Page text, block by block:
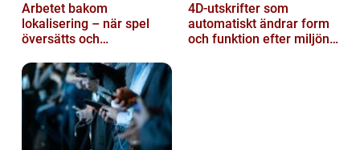
Arbetet bakom
lokalisering – när spel
översätts och
4D-utskrifter som
automatiskt ändrar form
och funktion efter miljöns